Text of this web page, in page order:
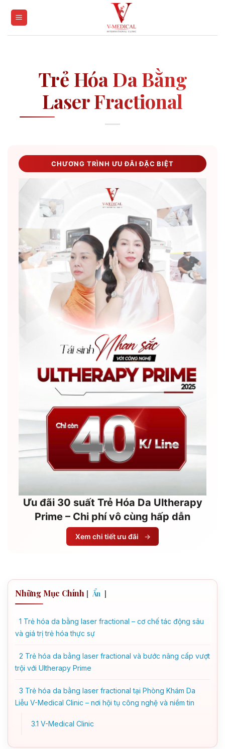
Trẻ Hóa Da Bằng
Laser Fractional
CHƯƠNG TRÌNH ƯU ĐÃI ĐẶC BIỆT
Ưu đãi 30 suất Trẻ Hóa Da Ultherapy
Prime – Chi phí vô cùng hấp dẫn
Xem chi tiết ưu đãi →
Những Mục Chính [ Ẩn ]
1 Trẻ hóa da bằng laser fractional – cơ chế tác động sâu
và giá trị trẻ hóa thực sự
2 Trẻ hóa da bằng laser fractional và bước nâng cấp vượt
trội với Ultherapy Prime
3 Trẻ hóa da bằng laser fractional tại Phòng Khám Da
Liễu V-Medical Clinic – nơi hội tụ công nghệ và niềm tin
3.1 V-Medical Clinic